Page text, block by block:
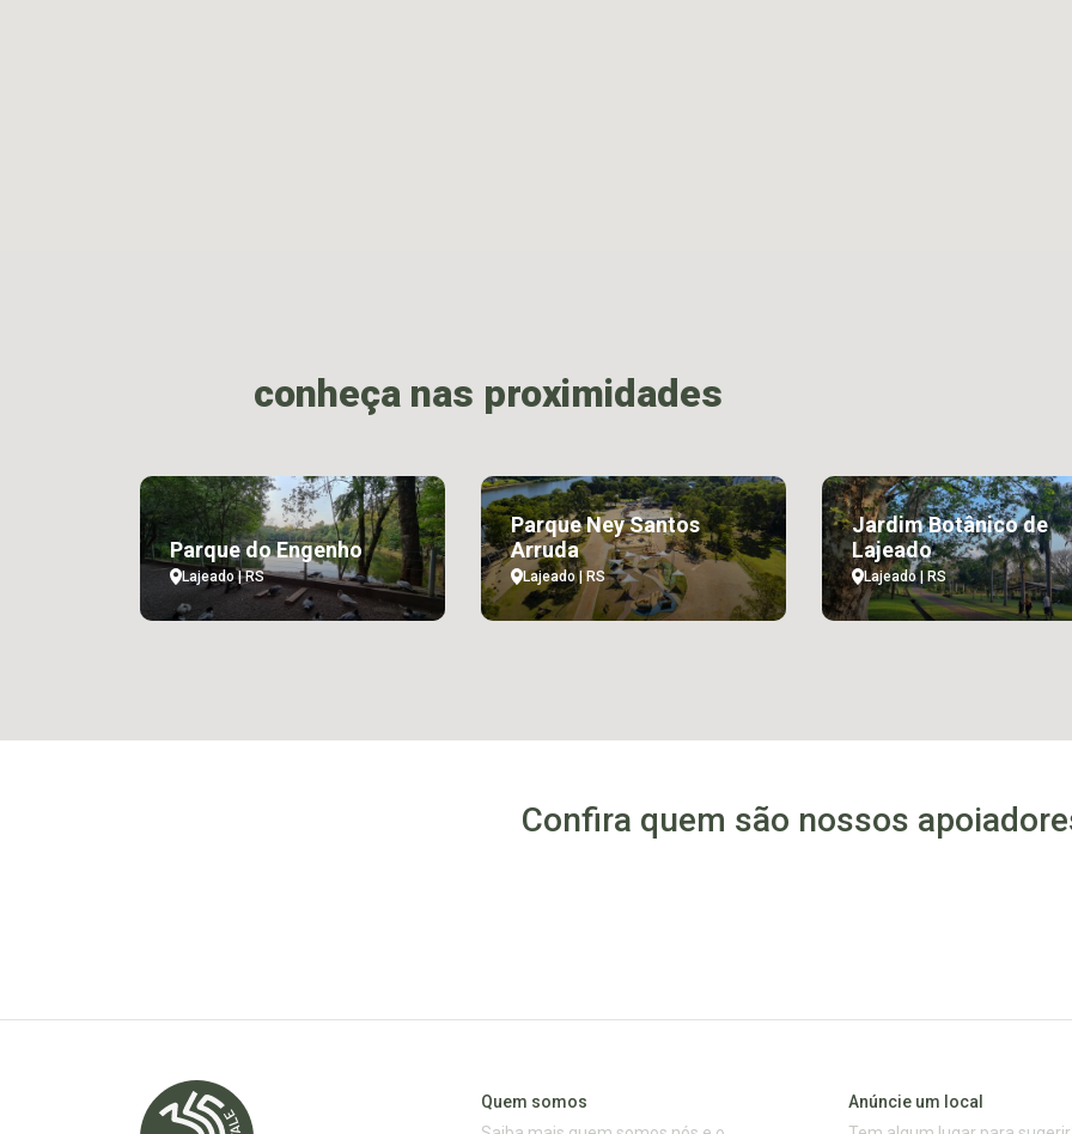
conheça nas proximidades
Parque do Engenho
Lajeado | RS
Parque Ney Santos
Arruda
Lajeado | RS
Jardim Botânico de
Lajeado
Lajeado | RS
Confira quem são nossos
Quem somos
Anúncie um local